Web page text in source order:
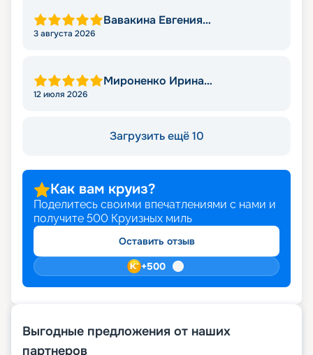
Вавакина Евгения
3 августа 2026
Мироненко Ирина
12 июля 2026
Загрузить ещё 10
Как вам круиз?
Поделитесь своими впечатлениями с нами и
получите 500 Круизных миль
Оставить отзыв
+500
Выгодные предложения от наших
партнеров